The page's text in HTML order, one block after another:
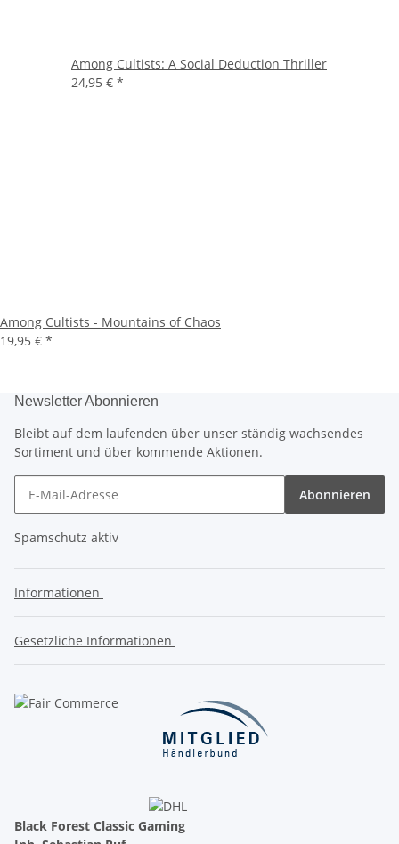
Among Cultists: A Social Deduction Thriller
24,95 € *
Among Cultists - Mountains of Chaos
19,95 € *
Newsletter Abonnieren
Bleibt auf dem laufenden über unser ständig wachsendes
Sortiment und über kommende Aktionen.
Abonnieren
Spamschutz aktiv
Informationen
Gesetzliche Informationen
Black Forest Classic Gaming